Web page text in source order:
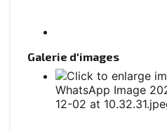
Galerie d'images